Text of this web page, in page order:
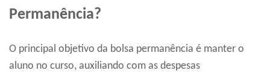
Permanência?
O principal objetivo da bolsa permanência é manter o
aluno no curso, auxiliando com as despesas